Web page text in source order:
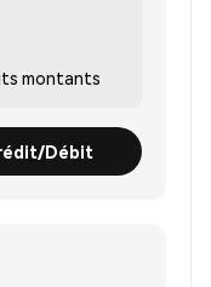
montants
Débit